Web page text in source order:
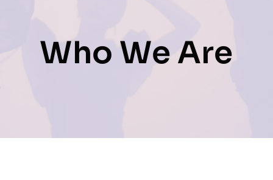
Artistes
Formation
Who We Are